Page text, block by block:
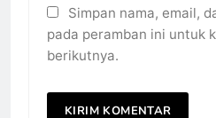
Simpan nama, email,
pada peramban ini untuk
berikutnya.